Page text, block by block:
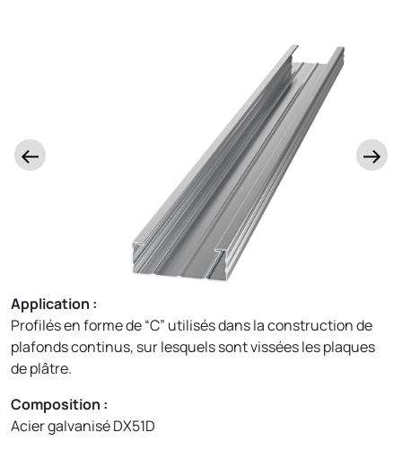
Application :
Profilés en forme de “C” utilisés dans la construction de
plafonds continus, sur lesquels sont vissées les plaques
de plâtre.
Composition :
Acier galvanisé DX51D